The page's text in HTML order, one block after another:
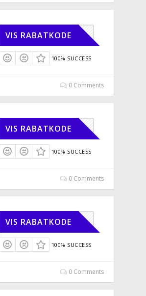
STUMER10
VIS RABATKODE
100% SUCCESS
0 Comments
NUTTET5
VIS RABATKODE
100% SUCCESS
0 Comments
CUDDLE15
VIS RABATKODE
100% SUCCESS
0 Comments